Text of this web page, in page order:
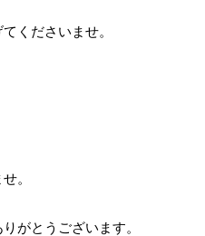
くださいませ。
。
がとうございます。